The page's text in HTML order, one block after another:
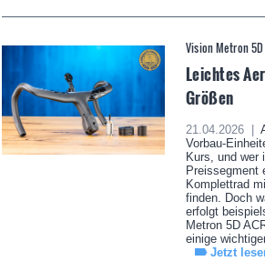
Vision Metron 5D
Leichtes
Größen
21.04.2026 |
Vorbau-
Kurs, und wer
Preissegment
Komplettrad
finden. Doch
erfolgt
Metron 5D
einige
Jetzt